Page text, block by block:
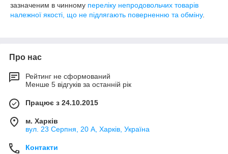
зазначеним в чинному переліку непродовольчих товарів
належної якості, що не підлягають поверненню та обміну.
Про нас
Рейтинг не сформований
Менше 5 відгуків за останній рік
Працює з 24.10.2015
м. Харків
вул. 23 Серпня, 20 А, Харків, Україна
Контакти